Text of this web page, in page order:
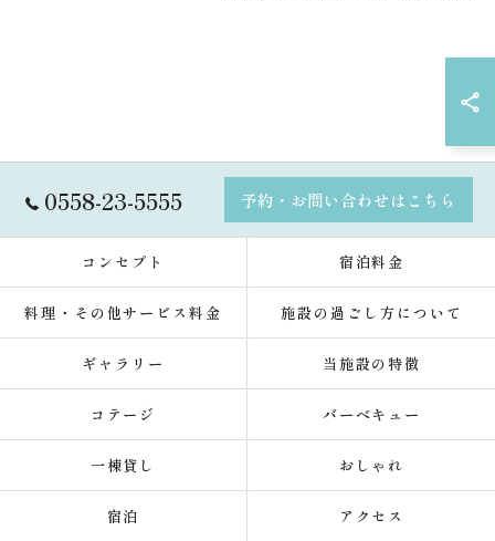
0558-23-5555 予約・お問い合わせはこちら
コンセプト 宿泊料金
料理・その他サービス料金 施設の過ごし方について
ギャラリー 当施設の特徴
コテージ バーベキュー
一棟貸し おしゃれ
宿泊 アクセス